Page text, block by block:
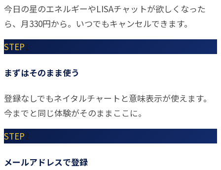
今日の星のエネルギーやLISAチャットが欲しくなった
ら、月330円から。いつでもキャンセルできます。
STEP1
まずはそのまま使う
登録なしでもネイタルチャートと意味表示が使えます。
今までと同じ体験がそのままここに。
STEP2
メールアドレスで登録